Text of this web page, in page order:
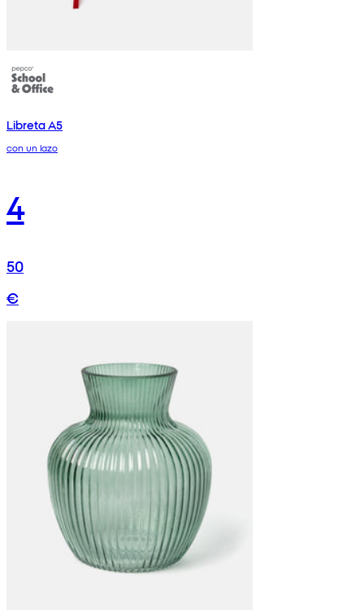
Libreta A5
con un lazo
4
50
€